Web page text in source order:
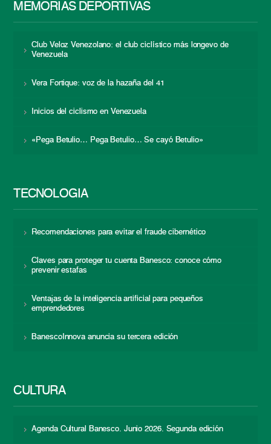
MEMORIAS DEPORTIVAS
Club Veloz Venezolano: el club ciclístico más longevo de
Venezuela
Vera Fortique: voz de la hazaña del 41
Inicios del ciclismo en Venezuela
«Pega Betulio… Pega Betulio… Se cayó Betulio»
TECNOLOGÍA
Recomendaciones para evitar el fraude cibernético
Claves para proteger tu cuenta Banesco: conoce cómo
prevenir estafas
Ventajas de la inteligencia artificial para pequeños
emprendedores
BanescoInnova anuncia su tercera edición
CULTURA
Agenda Cultural Banesco. Junio 2026. Segunda edición